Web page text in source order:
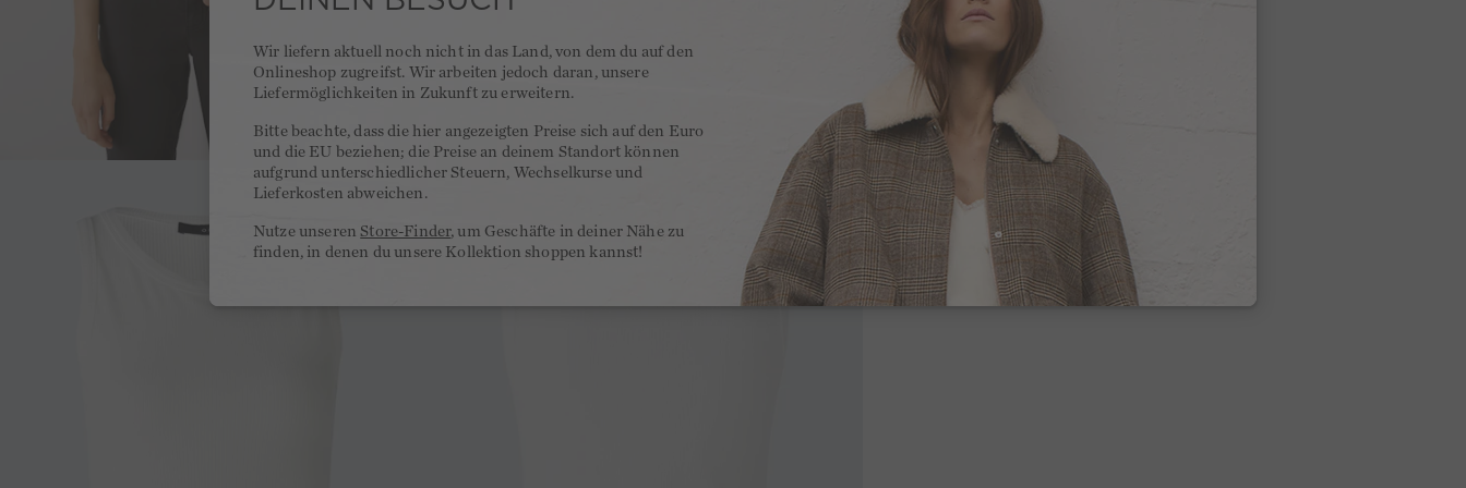
Wir liefern aktuell noch nicht in das Land, von dem du auf den
Onlineshop zugreifst. Wir arbeiten jedoch daran, unsere
Liefermöglichkeiten in Zukunft zu erweitern.
Bitte beachte, dass die hier angezeigten Preise sich auf den Euro
und die EU beziehen; die Preise an deinem Standort können
aufgrund unterschiedlicher Steuern, Wechselkurse und
Lieferkosten abweichen.
Nutze unseren Store-Finder, um Geschäfte in deiner Nähe zu
finden, in denen du unsere Kollektion shoppen kannst!